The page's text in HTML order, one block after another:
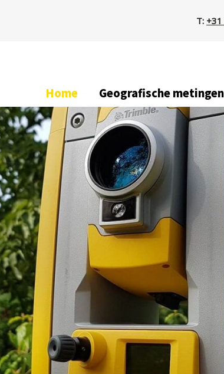
T:
Home Geografische metingen